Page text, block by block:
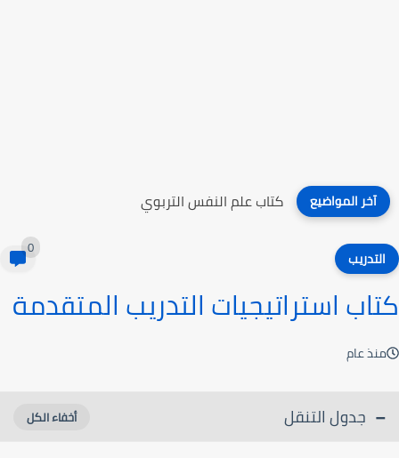
آخر المواضيع كتاب علم النفس التربوي
التدريب 0
كتاب استراتيجيات التدريب المتقدمة
منذ عام
جدول التنقل